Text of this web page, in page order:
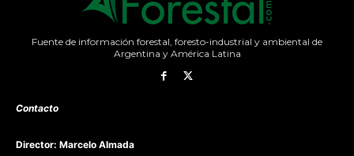
Fuente de información forestal, foresto-industrial y ambiental de
Argentina y América Latina
Contacto
Director: Marcelo Almada